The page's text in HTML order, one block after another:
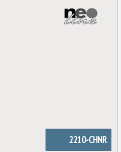
2210-CHNR